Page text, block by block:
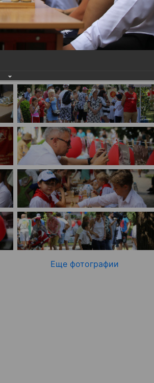
имуществе и обязательствах
имущественного характера
План работы и график сессий
Написать обращение
Просмотр своего обращения
Установленные формы
обращений
Порядок и время приема
Порядок обжалования
Обзоры обращений лиц
Законодательная карта
Порядок оказания бесплатной
юридической помощи
Еще фотографии